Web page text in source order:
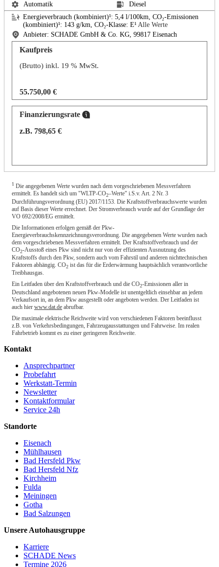
Automatik
Diesel
Energieverbrauch (kombiniert)¹: 5,4 l/100km, CO₂-Emissionen
(kombiniert)¹: 143 g/km, CO₂-Klasse: E¹ Alle Werte
Anbieter: SCHADE GmbH & Co. KG, 99817 Eisenach
Kaufpreis
(Brutto) inkl. 19 % MwSt.
55.750,00 €
Finanzierungsrate
z.B. 798,65 €
1 Die angegebenen Werte wurden nach dem vorgeschriebenen Messverfahren
ermittelt. Es handelt sich um "WLTP-CO2–Werte" i.S.v. Art. 2 Nr. 3
Durchführungsverordnung (EU) 2017/1153. Die Kraftstoffverbrauchswerte wurden
auf Basis dieser Werte errechnet. Der Stromverbrauch wurde auf der Grundlage der
VO 692/2008/EG ermittelt.
Die Informationen erfolgen gemäß der Pkw-
Energieverbrauchskennzeichnungsverordnung. Die angegebenen Werte wurden nach
dem vorgeschriebenen Messverfahren ermittelt. Der Kraftstoffverbrauch und der
CO2-Ausstoß eines Pkw sind nicht nur von der effizienten Ausnutzung des
Kraftstoffs durch den Pkw, sondern auch vom Fahrstil und anderen nichttechnischen
Faktoren abhängig. CO2 ist das für die Erderwärmung hauptsächlich verantwortliche
Treibhausgas.
Ein Leitfaden über den Kraftstoffverbrauch und die CO2-Emissionen aller in
Deutschland angebotenen neuen Pkw-Modelle ist unentgeltlich einsehbar an jedem
Verkaufsort in, an dem Pkw ausgestellt oder angeboten werden. Der Leitfaden ist
auch hier www.dat.de abrufbar.
Die maximale elektrische Reichweite wird von verschiedenen Faktoren beeinflusst
z.B. von Verkehrsbedingungen, Fahrzeugausstattungen und Fahrweise. Im realen
Fahrbetrieb kommt es zu einer geringeren Reichweite.
Kontakt
Ansprechpartner
Probefahrt
Werkstatt-Termin
Newsletter
Kontaktformular
Service 24h
Standorte
Eisenach
Mühlhausen
Bad Hersfeld Pkw
Bad Hersfeld Nfz
Kirchheim
Fulda
Meiningen
Gotha
Bad Salzungen
Unsere Autohausgruppe
Karriere
SCHADE News
Termine 2026